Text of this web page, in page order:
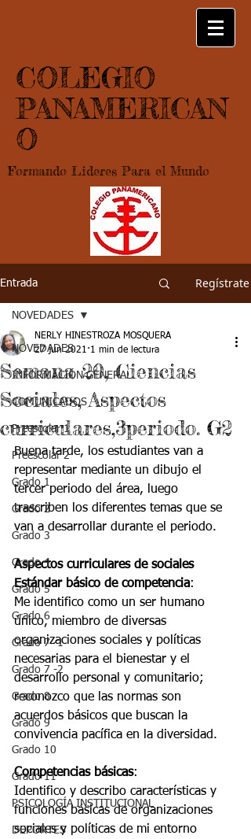
COLEGIO
PANAMERICAN
O
Formando Lideres Para el Mundo
Entrada Regístrate
NOVEDADES
INFORMACIÓN GENERAL
COMUNICADOS
Preescolar 1
Preescolar 2
Grado 1
Grado 2
Grado 3
Grado 4
Grado 5
Grado 6
Grado 7 -1
Grado 7 -2
Grado 8
Grado 9
Grado 10
Grado 11
PSICOLOGÍA INSTITUCIONAL
DEPORTES
NOVEDADES
Semana 20, Ciencias
Sociales, Aspectos
curriculares,3periodo. G2
NERLY HINESTROZA MOSQUERA
27 jun 2021 1 min de lectura
Buena tarde, los estudiantes van a
representar mediante un dibujo el
tercer periodo del área, luego
trascriben los diferentes temas que se
van a desarrollar durante el periodo.
Aspectos curriculares de sociales
Estándar básico de competencia:
Me identifico como un ser humano
único, miembro de diversas
organizaciones sociales y políticas
necesarias para el bienestar y el
desarrollo personal y comunitario;
reconozco que las normas son
acuerdos básicos que buscan la
convivencia pacífica en la diversidad.
Competencias básicas:
Identifico y describo características y
funciones básicas de organizaciones
sociales y políticas de mi entorno